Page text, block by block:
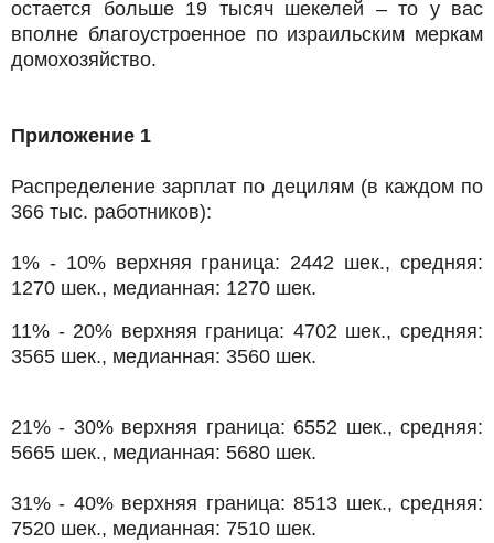
остается больше 19 тысяч шекелей – то у вас
вполне благоустроенное по израильским меркам
домохозяйство.
Приложение 1
Распределение зарплат по децилям (в каждом по
366 тыс. работников):
1% - 10% верхняя граница: 2442 шек., средняя:
1270 шек., медианная: 1270 шек.
11% - 20% верхняя граница: 4702 шек., средняя:
3565 шек., медианная: 3560 шек.
21% - 30% верхняя граница: 6552 шек., средняя:
5665 шек., медианная: 5680 шек.
31% - 40% верхняя граница: 8513 шек., средняя:
7520 шек., медианная: 7510 шек.